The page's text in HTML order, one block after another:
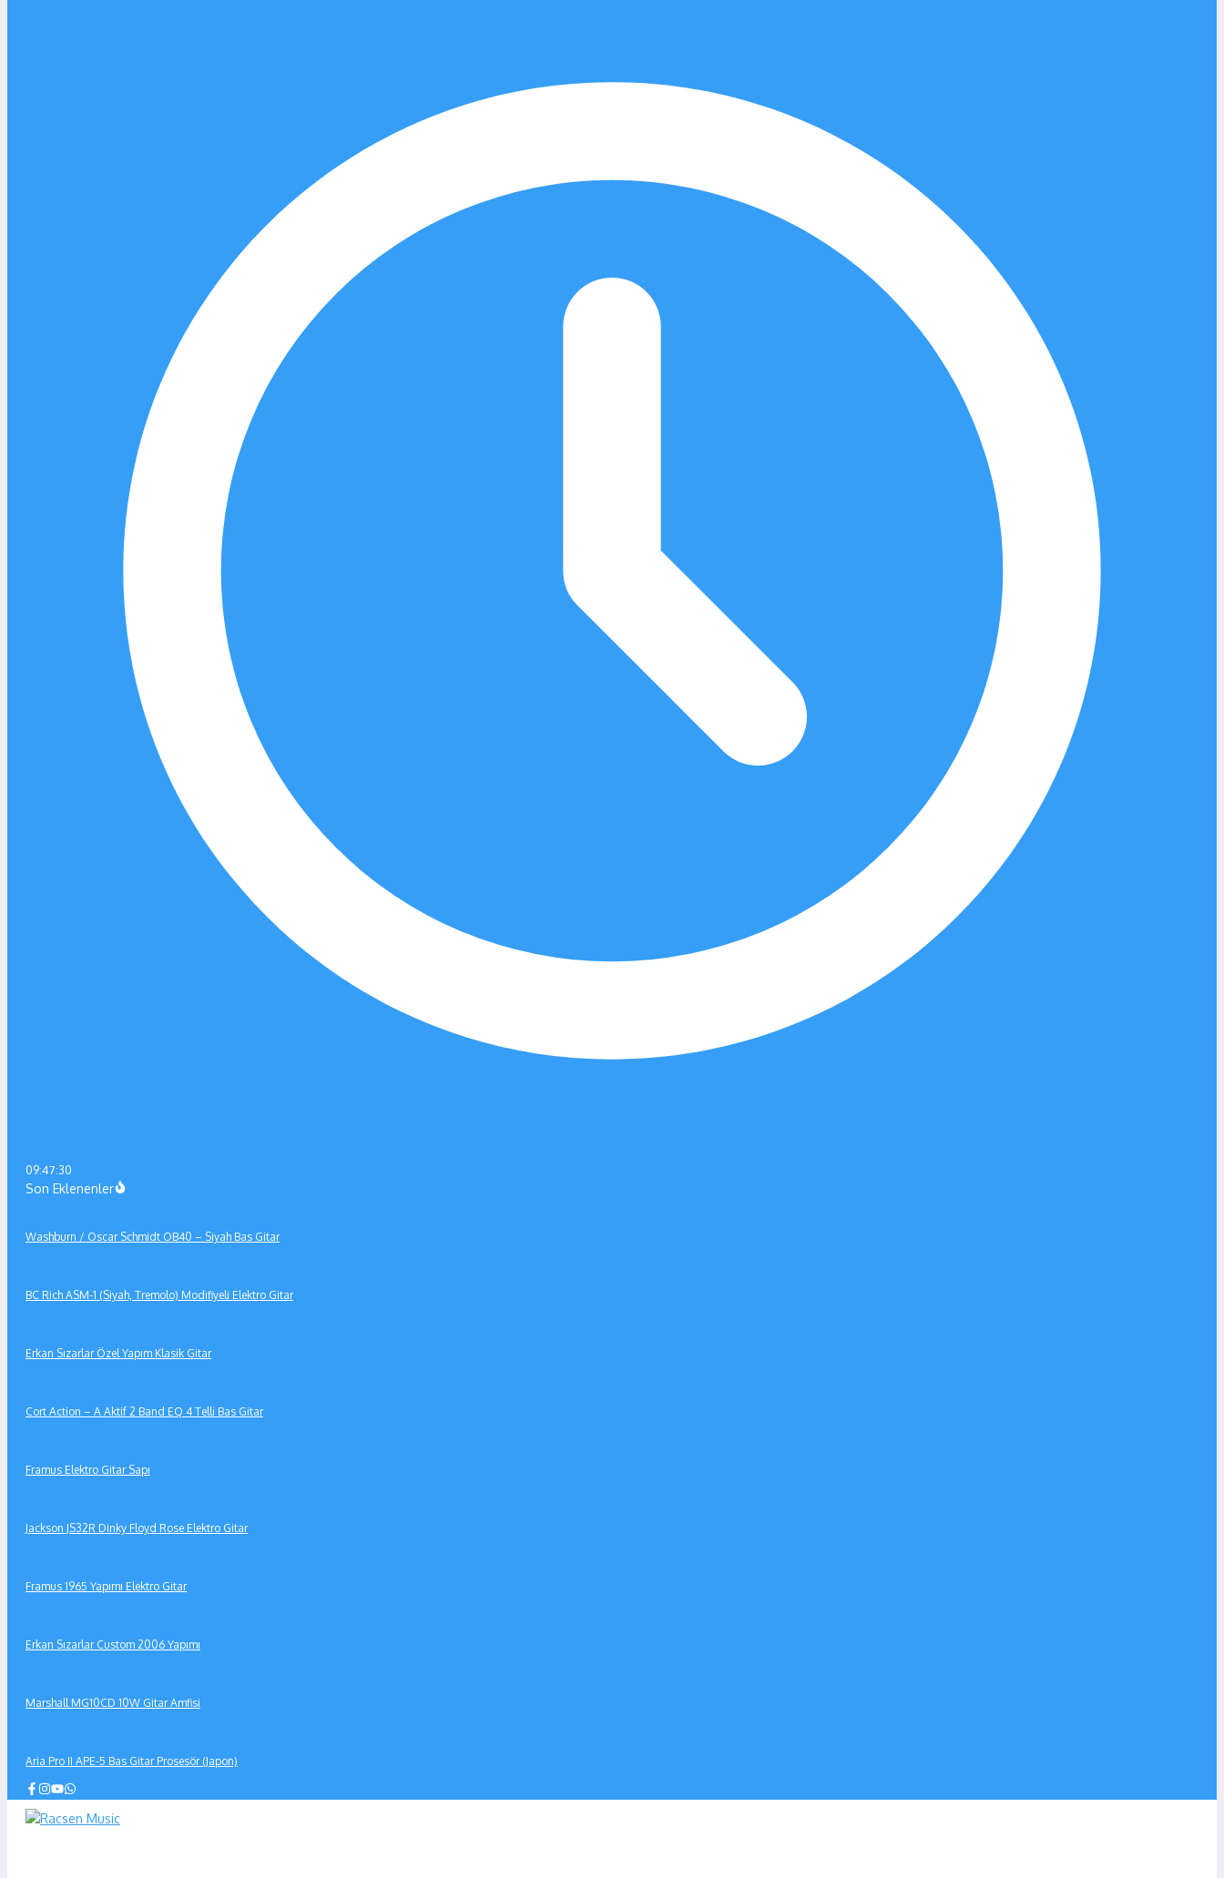
09:47:30
Son Eklenenler
Washburn / Oscar Schmidt OB40 – Siyah Bas Gitar
BC Rich ASM-1 (Siyah, Tremolo) Modifiyeli Elektro Gitar
Erkan Sızarlar Özel Yapım Klasik Gitar
Cort Action – A Aktif 2 Band EQ 4 Telli Bas Gitar
Framus Elektro Gitar Sapı
Jackson JS32R Dinky Floyd Rose Elektro Gitar
Framus 1965 Yapımı Elektro Gitar
Erkan Sızarlar Custom 2006 Yapımı
Marshall MG10CD 10W Gitar Amfisi
Aria Pro II APE-5 Bas Gitar Prosesör (Japon)